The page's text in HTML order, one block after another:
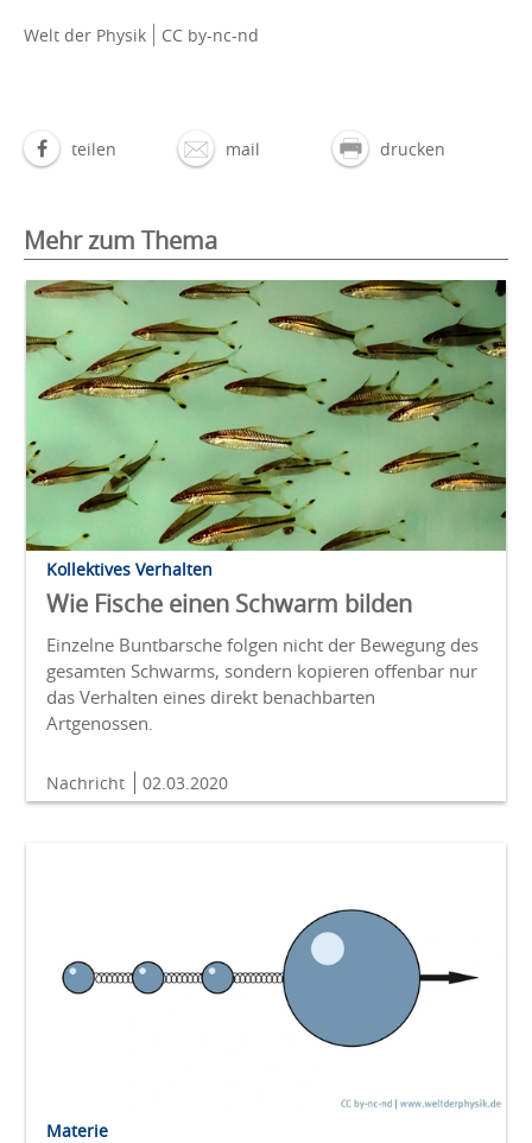
Welt der Physik CC by-nc-nd
teilen mail drucken
Mehr zum Thema
Kollektives Verhalten
Wie Fische einen Schwarm bilden
Einzelne Buntbarsche folgen nicht der Bewegung des
gesamten Schwarms, sondern kopieren offenbar nur
das Verhalten eines direkt benachbarten
Artgenossen.
Nachricht 02.03.2020
Materie